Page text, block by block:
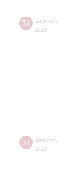
31 августа
2023
31 августа
2023